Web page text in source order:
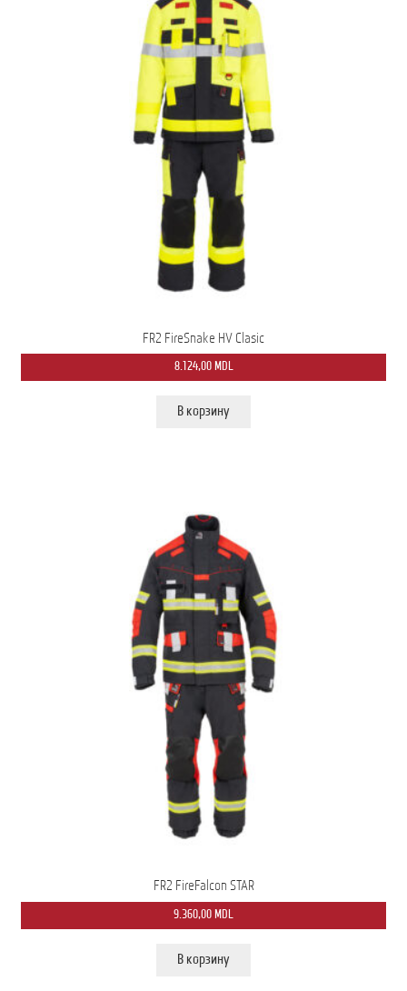
FR2 FireSnake HV Clasic
8.124,00 MDL
В корзину
FR2 FireFalcon STAR
9.360,00 MDL
В корзину